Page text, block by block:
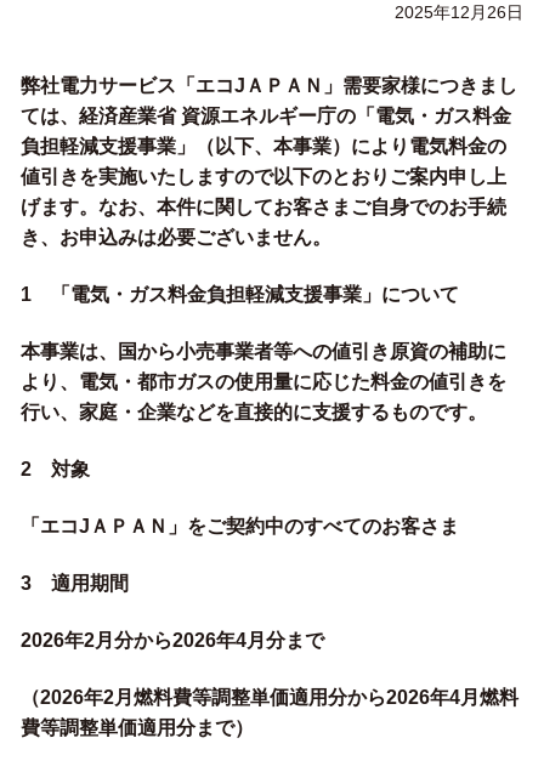
2025年12月26日
弊社電力サービス「エコJＡＰＡＮ」需要家様につきまし
ては、経済産業省 資源エネルギー庁の「電気・ガス料金
負担軽減支援事業」（以下、本事業）により電気料金の
値引きを実施いたしますので以下のとおりご案内申し上
げます。なお、本件に関してお客さまご自身でのお手続
き、お申込みは必要ございません。
1 「電気・ガス料金負担軽減支援事業」について
本事業は、国から小売事業者等への値引き原資の補助に
より、電気・都市ガスの使用量に応じた料金の値引きを
行い、家庭・企業などを直接的に支援するものです。
2 対象
「エコJＡＰＡＮ」をご契約中のすべてのお客さま
3 適用期間
2026年2月分から2026年4月分まで
（2026年2月燃料費等調整単価適用分から2026年4月燃料
費等調整単価適用分まで）